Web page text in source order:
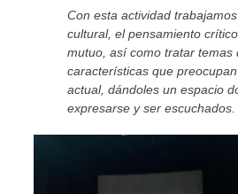
Con esta actividad
cultural, el pensamiento
mutuo, así como tratar temas
características que
actual, dándoles un espacio
expresarse y ser escuchados.